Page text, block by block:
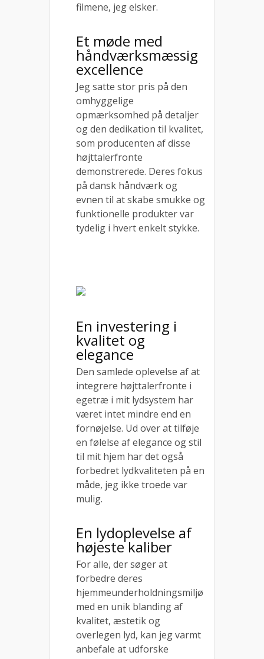
filmene, jeg elsker.
Et møde med
håndværksmæssig
excellence
Jeg satte stor pris på den
omhyggelige
opmærksomhed på detaljer
og den dedikation til kvalitet,
som producenten af disse
højttalerfronte
demonstrerede. Deres fokus
på dansk håndværk og
evnen til at skabe smukke og
funktionelle produkter var
tydelig i hvert enkelt stykke.
En investering i
kvalitet og
elegance
Den samlede oplevelse af at
integrere højttalerfronte i
egetræ i mit lydsystem har
været intet mindre end en
fornøjelse. Ud over at tilføje
en følelse af elegance og stil
til mit hjem har det også
forbedret lydkvaliteten på en
måde, jeg ikke troede var
mulig.
En lydoplevelse af
højeste kaliber
For alle, der søger at
forbedre deres
hjemmeunderholdningsmiljø
med en unik blanding af
kvalitet, æstetik og
overlegen lyd, kan jeg varmt
anbefale at udforske